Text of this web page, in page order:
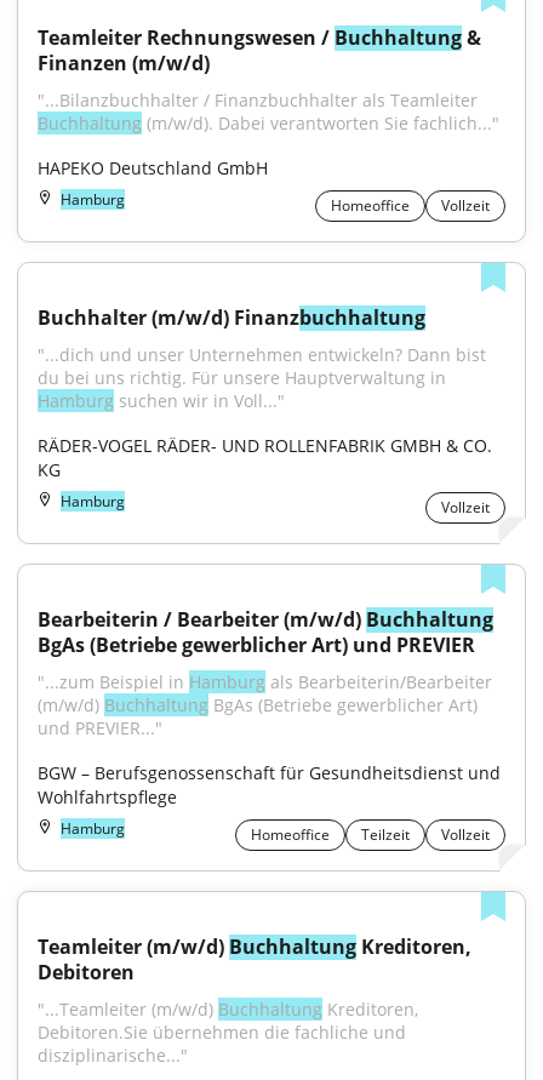
Teamleiter Rechnungswesen / Buchhaltung &
Finanzen (m/w/d)
Buchhaltung (m/w/d). Dabei verantworten Sie fachlich..."
HAPEKO Deutschland GmbH
Hamburg Homeoffice Vollzeit
Buchhalter (m/w/d) Finanzbuchhaltung
"...dich und unser Unternehmen entwickeln? Dann bist
Hamburg suchen wir in Voll..."
RÄDER-VOGEL RÄDER- UND ROLLENFABRIK GMBH & CO.
KG
Hamburg Vollzeit
Bearbeiterin / Bearbeiter (m/w/d) Buchhaltung
BgAs (Betriebe gewerblicher Art) und PREVIER
"...zum Beispiel in Hamburg als Bearbeiterin/Bearbeiter
(m/w/d) Buchhaltung BgAs (Betriebe gewerblicher Art)
und PREVIER..."
BGW – Berufsgenossenschaft für Gesundheitsdienst und
Wohlfahrtspflege
Hamburg Homeoffice Teilzeit Vollzeit
Teamleiter (m/w/d) Buchhaltung Kreditoren,
Debitoren
"...Teamleiter (m/w/d) Buchhaltung Kreditoren,
Debitoren.Sie übernehmen die fachliche und
disziplinarische..."